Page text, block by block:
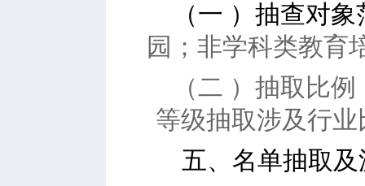
（一 ） 抽查对象
园；非学科类教育
（二 ）抽取比例
等级抽取涉及行业
五、名单抽取及